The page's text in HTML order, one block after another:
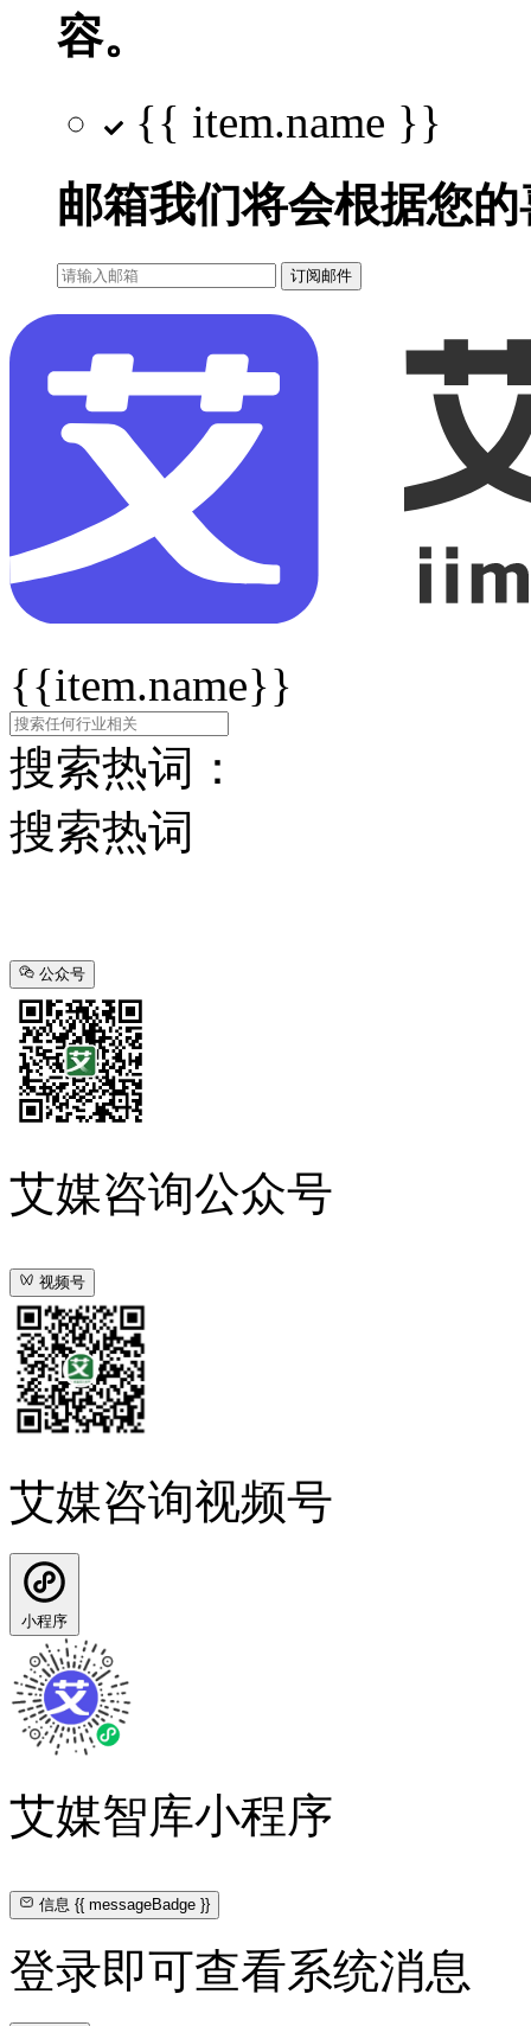
容。
{{ item.name }}
邮箱我们将会根据您
订阅邮件
{{item.name}}
搜索热词：
搜索热词
公众号
艾媒咨询公众号
视频号
艾媒咨询视频号
小程序
艾媒智库小程序
信息{{ messageBadge }}
登录即可查看系统消息